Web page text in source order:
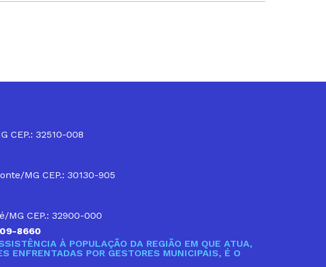
CEP.: 32510-008
MG CEP.: 30130-905
MG CEP.: 32900-000
8660
À POPULAÇÃO DA REGIÃO EM QUE ATUA,
ENFRENTADAS POR GESTORES MUNICIPAIS, É O